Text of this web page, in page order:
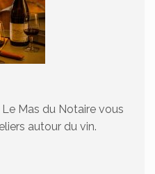
Mas du Notaire vous
autour du vin.